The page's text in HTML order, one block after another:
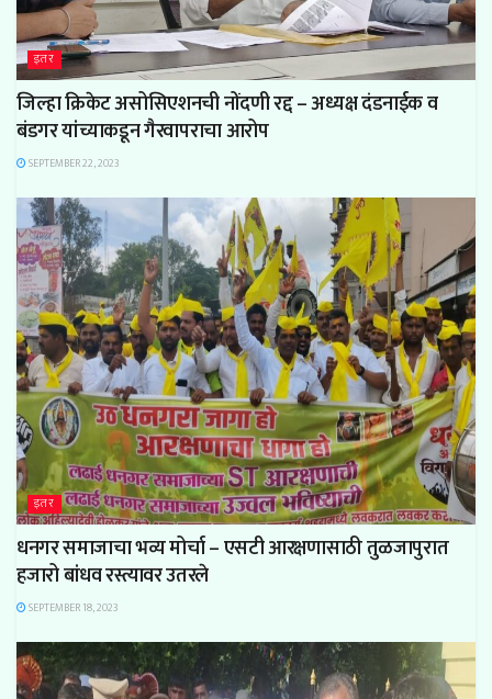
इतर
जिल्हा क्रिकेट असोसिएशनची नोंदणी रद्द – अध्यक्ष दंडनाईक व
बंडगर यांच्याकडून गैरवापराचा आरोप
SEPTEMBER 22, 2023
इतर
धनगर समाजाचा भव्य मोर्चा – एसटी आरक्षणासाठी तुळजापुरात
हजारो बांधव रस्त्यावर उतरले
SEPTEMBER 18, 2023